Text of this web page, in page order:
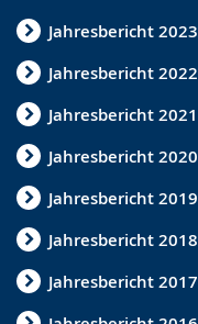
Jahresbericht 2023
Jahresbericht 2022
Jahresbericht 2021
Jahresbericht 2020
Jahresbericht 2019
Jahresbericht 2018
Jahresbericht 2017
h
e
w
e
c
h
s
e
l
n
n
t
e
r
s
ü
t
z
u
h
e
r
G
e
b
ä
r
d
e